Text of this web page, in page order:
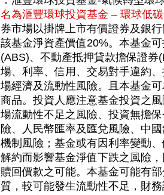
名為滙豐環球投資基金 – 環球低
券市場以掛牌上市有價證券及銀
該基金淨資產價值20%。本基金
(ABS)、不動產抵押貸款擔保證
場、利率、信用、交易對手違約
場經濟及流動性風險。且本基金
商品。投資人應注意基金投資之
場流動性不足之風險、投資無擔
險、人民幣匯率及匯兌風險、中
機制風險；基金或有因利率變動
解約而影響基金淨值下跌之風險
贖回價款之可能。本基金可能有
質，較可能發生流動性不足，財